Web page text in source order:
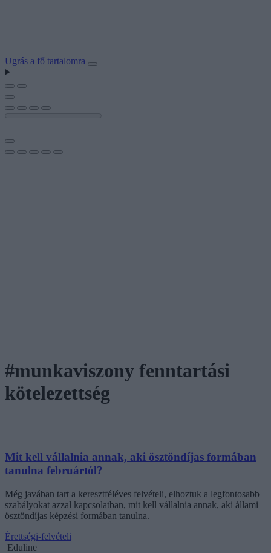
Ugrás a fő tartalomra
#munkaviszony fenntartási
kötelezettség
Mit kell vállalnia annak, aki ösztöndíjas formában
tanulna februártól?
Még javában tart a keresztféléves felvételi, elhoztuk a legfontosabb
szabályokat azzal kapcsolatban, mit kell vállalnia annak, aki állami
ösztöndíjas képzési formában tanulna.
Érettségi-felvételi
Eduline